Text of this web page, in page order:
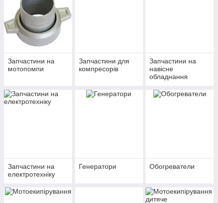
Запчастини на
мотопомпи
Запчастини для
компресорів
Запчастини на
навісне
обладнання
Запчастини на
електротехніку
Генератори Обогреватели